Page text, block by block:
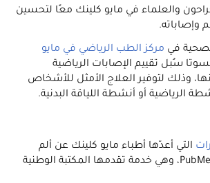
والعلماء في مايو كلينك معًا لتحسين
وإصاباته.
في مركز الطب الرياضي في مايو
سُبل تقييم الإصابات الرياضية
وذلك لتوفير العلاج الأمثل للأشخاص
الرياضية أو أنشطة اللياقة البدنية.
التي أعدّها أطباء مايو كلينك عن ألم
الرسغ على موقع PubMed، وهي خدمة تقدمها المكتبة الوطنية